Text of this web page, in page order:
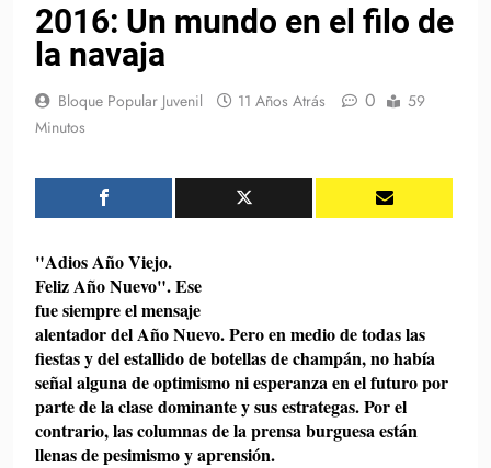
2016: Un mundo en el filo de
la navaja
Bloque Popular Juvenil 11 Años Atrás 0
59
Minutos
"Adios Año Viejo.
Feliz Año Nuevo". Ese
fue siempre el mensaje
alentador del Año Nuevo. Pero en medio de todas las
fiestas y del estallido de botellas de champán, no había
señal alguna de optimismo ni esperanza en el futuro por
parte de la clase dominante y sus estrategas. Por el
contrario, las columnas de la prensa burguesa están
llenas de pesimismo y aprensión.